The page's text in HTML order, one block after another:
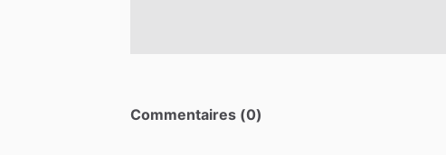
Commentaires (0)